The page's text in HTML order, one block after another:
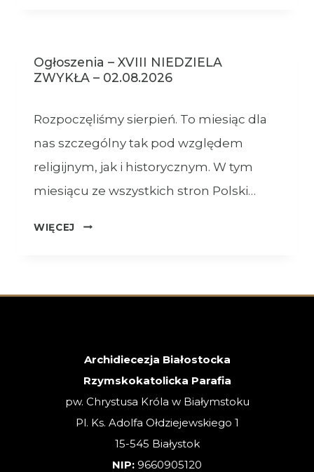
Ogłoszenia – XVIII NIEDZIELA
ZWYKŁA – 02.08.2026
Rozpoczęliśmy sierpień. To miesiąc dla
nas szczególny tak pod względem
religijnym, jak i historycznym. W tym
miesiącu ze wszystkich stron Polski…
WIĘCEJ
OGŁOSZENIA
ZWYKŁA
Archidiecezja Białostocka
Rzymskokatolicka Parafia
pw. Chrystusa Króla w Białymstoku
Pl. Ks. Adolfa Ołdziejewskiego 1
15-545 Białystok
NIP: 9660905120